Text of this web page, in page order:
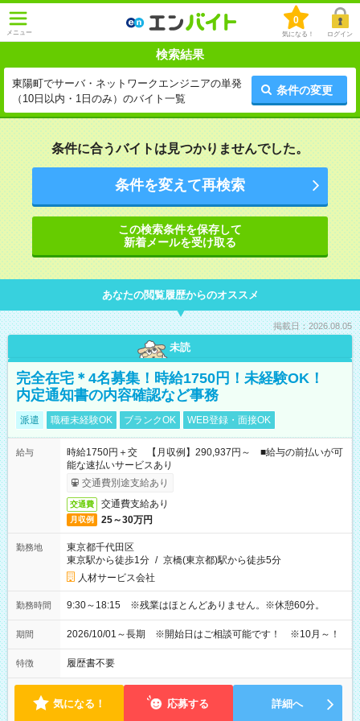
メニュー
0
気になる！ ログイン
検索結果
東陽町でサーバ・ネットワークエンジニアの単発
（10日以内・1日のみ）のバイト一覧
条件の変更
条件に合うバイトは見つかりませんでした。
条件を変えて再検索
この検索条件を保存して
新着メールを受け取る
あなたの閲覧履歴からのオススメ
掲載日：2026.08.05
未読
完全在宅＊4名募集！時給1750円！未経験OK！
内定通知書の内容確認など事務
派遣 職種未経験OK ブランクOK WEB登録・面接OK
給与
時給1750円＋交 【月収例】290,937円～ ■給与の前払いが可
能な速払いサービスあり
交通費別途支給あり
交通費 交通費支給あり
月収例 25～30万円
勤務地
東京都千代田区
東京駅から徒歩1分 / 京橋(東京都)駅から徒歩5分
人材サービス会社
勤務時間 9:30～18:15 ※残業はほとんどありません。※休憩60分。
期間 2026/10/01～長期 ※開始日はご相談可能です！ ※10月～！
特徴 履歴書不要
気になる！ 応募する 詳細へ